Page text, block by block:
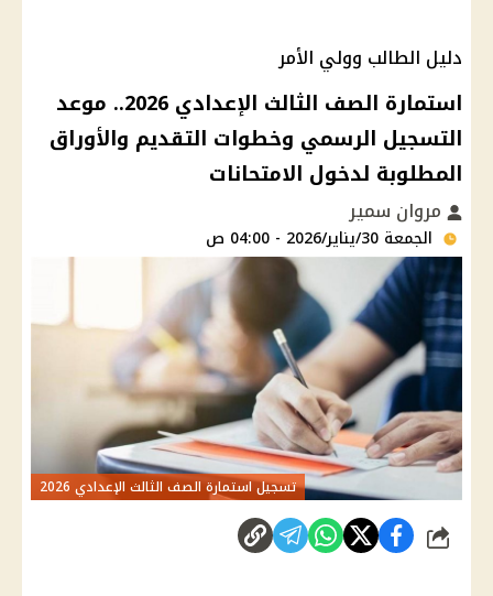
دليل الطالب وولي الأمر
استمارة الصف الثالث الإعدادي 2026.. موعد
التسجيل الرسمي وخطوات التقديم والأوراق
المطلوبة لدخول الامتحانات
مروان سمير
الجمعة 30/يناير/2026 - 04:00 ص
تسجيل استمارة الصف الثالث الإعدادي 2026
شارك